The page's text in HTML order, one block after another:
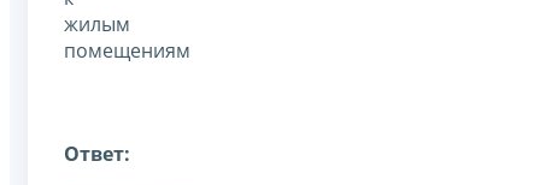
жилым
помещениям
Ответ: